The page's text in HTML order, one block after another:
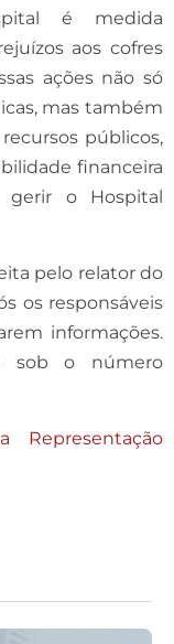
é medida
aos cofres
ações não só
mas também
públicos,
financeira
o Hospital
pelo relator do
os responsáveis
informações.
sob o número